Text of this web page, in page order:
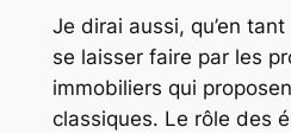
Je dirai aussi, qu’en
se laisser faire par les
immobiliers qui
classiques. Le rôle des